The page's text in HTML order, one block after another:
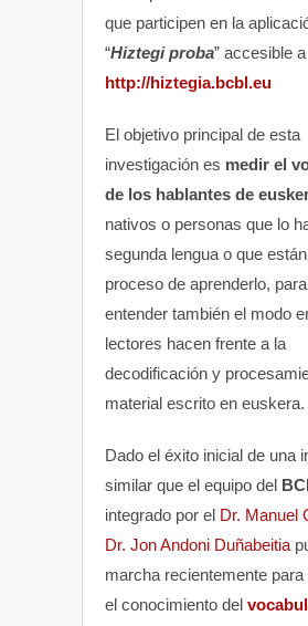
que participen en la
“Hiztegi proba” accesible
http://hiztegia.bcbl.eu
El objetivo principal de esta
investigación es medir el
de los hablantes de
nativos o personas que lo
segunda lengua o que
proceso de aprenderlo,
entender también el modo
lectores hacen frente a la
decodificación y
material escrito en euskera.
Dado el éxito inicial de una
similar que el equipo del
integrado por el Dr. Manuel
Dr. Jon Andoni Duñabeitia
marcha recientemente
el conocimiento del